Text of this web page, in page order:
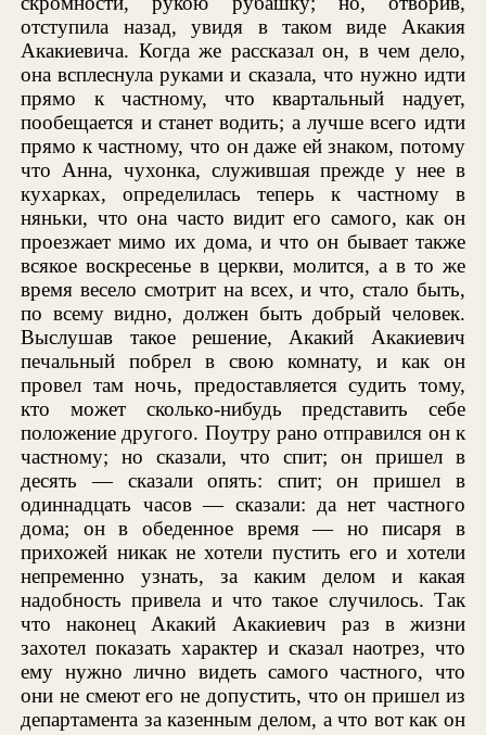
отступила назад, увидя в таком виде Акакия
Акакиевича. Когда же рассказал он, в чем дело,
она всплеснула руками и сказала, что нужно идти
прямо к частному, что квартальный надует,
пообещается и станет водить; а лучше всего идти
прямо к частному, что он даже ей знаком, потому
что Анна, чухонка, служившая прежде у нее в
кухарках, определилась теперь к частному в
няньки, что она часто видит его самого, как он
проезжает мимо их дома, и что он бывает также
всякое воскресенье в церкви, молится, а в то же
время весело смотрит на всех, и что, стало быть,
по всему видно, должен быть добрый человек.
Выслушав такое решение, Акакий Акакиевич
печальный побрел в свою комнату, и как он
провел там ночь, предоставляется судить тому,
кто может сколько-нибудь представить себе
положение другого. Поутру рано отправился он к
частному; но сказали, что спит; он пришел в
десять — сказали опять: спит; он пришел в
одиннадцать часов — сказали: да нет частного
дома; он в обеденное время — но писаря в
прихожей никак не хотели пустить его и хотели
непременно узнать, за каким делом и какая
надобность привела и что такое случилось. Так
что наконец Акакий Акакиевич раз в жизни
захотел показать характер и сказал наотрез, что
ему нужно лично видеть самого частного, что
они не смеют его не допустить, что он пришел из
департамента за казенным делом, а что вот как он